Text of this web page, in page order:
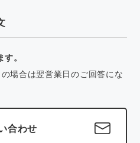
。
場合は翌営業日のご回答にな
合わせ